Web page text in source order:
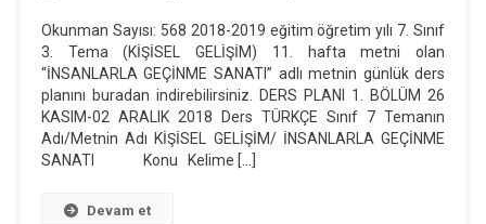
Sınıf
GEÇİNME
SANATI”
Metni
Okunman Sayısı: 568 2018-2019 eğitim öğretim yılı 7. Sınıf
3. Tema (KİŞİSEL GELİŞİM) 11. hafta metni olan
“İNSANLARLA GEÇİNME SANATI” adlı metnin günlük ders
planını buradan indirebilirsiniz. DERS PLANI 1. BÖLÜM 26
KASIM-02 ARALIK 2018 Ders TÜRKÇE Sınıf 7 Temanın
Adı/Metnin Adı KİŞİSEL GELİŞİM/ İNSANLARLA GEÇİNME
SANATI Konu Kelime […]
Devam et